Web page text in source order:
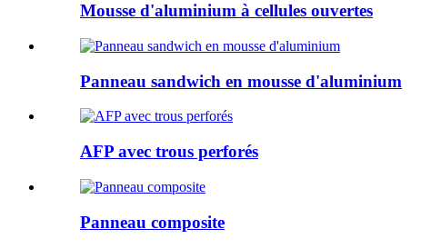
Mousse d'aluminium à cellules ouvertes
Panneau sandwich en mousse d'aluminium
AFP avec trous perforés
Panneau composite